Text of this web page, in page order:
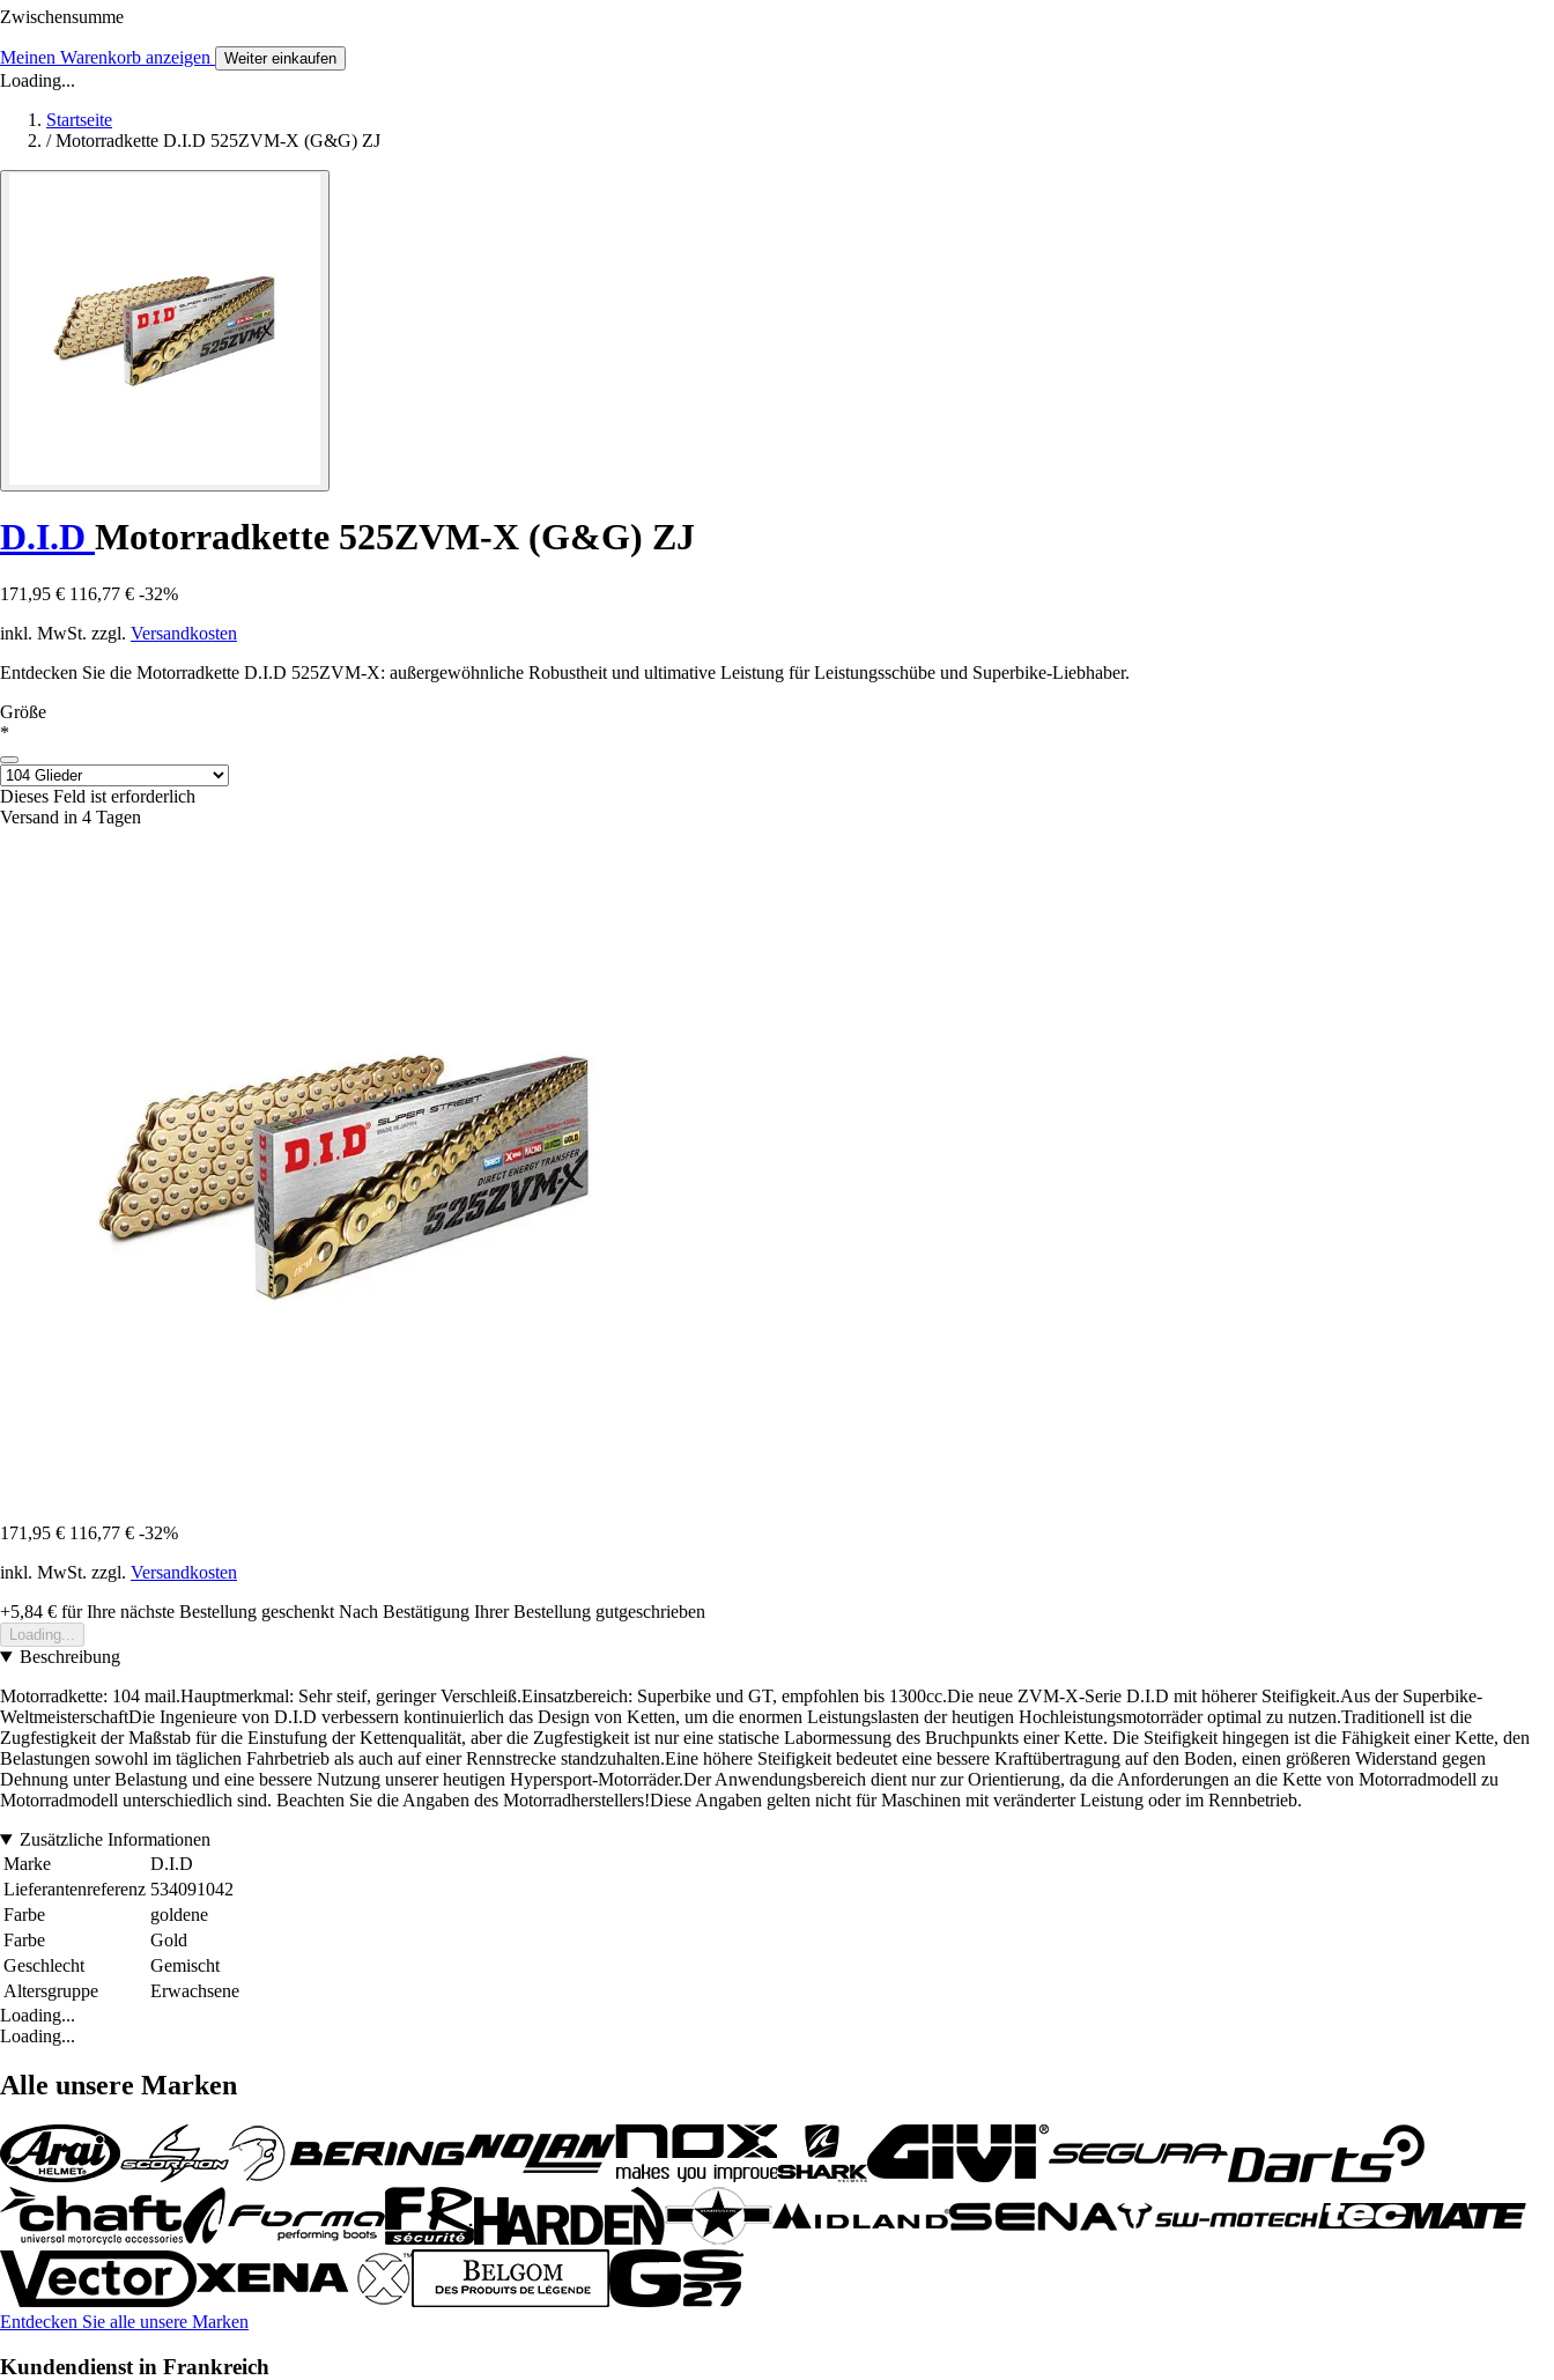
Zwischensumme
Meinen Warenkorb anzeigen Weiter einkaufen
Loading...
Startseite
/ Motorradkette D.I.D 525ZVM-X (G&G) ZJ
D.I.D Motorradkette 525ZVM-X (G&G) ZJ
171,95 € 116,77 € -32%
inkl. MwSt. zzgl. Versandkosten
Entdecken Sie die Motorradkette D.I.D 525ZVM-X: außergewöhnliche Robustheit und ultimative Leistung für Leistungsschübe und Superbike-Liebhaber.
Größe
*
Dieses Feld ist erforderlich
Versand in 4 Tagen
171,95 € 116,77 € -32%
inkl. MwSt. zzgl. Versandkosten
+5,84 € für Ihre nächste Bestellung geschenkt Nach Bestätigung Ihrer Bestellung gutgeschrieben
Loading...
Beschreibung
Motorradkette: 104 mail.Hauptmerkmal: Sehr steif, geringer Verschleiß.Einsatzbereich: Superbike und GT, empfohlen bis 1300cc.Die neue ZVM-X-Serie D.I.D mit höherer Steifigkeit.Aus der Superbike-
WeltmeisterschaftDie Ingenieure von D.I.D verbessern kontinuierlich das Design von Ketten, um die enormen Leistungslasten der heutigen Hochleistungsmotorräder optimal zu nutzen.Traditionell ist die
Zugfestigkeit der Maßstab für die Einstufung der Kettenqualität, aber die Zugfestigkeit ist nur eine statische Labormessung des Bruchpunkts einer Kette. Die Steifigkeit hingegen ist die Fähigkeit einer Kette, den
Belastungen sowohl im täglichen Fahrbetrieb als auch auf einer Rennstrecke standzuhalten.Eine höhere Steifigkeit bedeutet eine bessere Kraftübertragung auf den Boden, einen größeren Widerstand gegen
Dehnung unter Belastung und eine bessere Nutzung unserer heutigen Hypersport-Motorräder.Der Anwendungsbereich dient nur zur Orientierung, da die Anforderungen an die Kette von Motorradmodell zu
Motorradmodell unterschiedlich sind. Beachten Sie die Angaben des Motorradherstellers!Diese Angaben gelten nicht für Maschinen mit veränderter Leistung oder im Rennbetrieb.
Zusätzliche Informationen
Marke
D.I.D
Lieferantenreferenz 534091042
Farbe
goldene
Farbe
Gold
Geschlecht
Gemischt
Altersgruppe
Erwachsene
Loading...
Loading...
Alle unsere Marken
Entdecken Sie alle unsere Marken
Kundendienst in Frankreich